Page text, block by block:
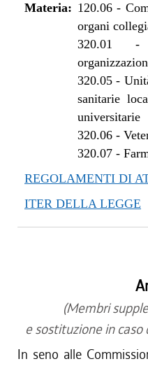
Materia: 120.06-
organi
320.01
320.05-
sanitarie
universitarie
320.06-
320.07-
REGOLAMENTI DI
ITER DELLA LEGGE
(Membri
e sostituzione in caso
In seno alle